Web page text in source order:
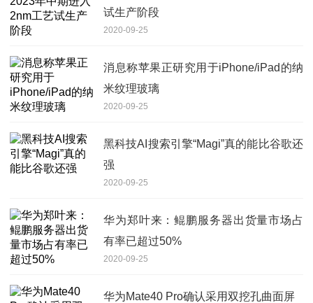
试生产阶段
2020-09-25
消息称苹果正研究用于iPhone/iPad的纳
米纹理玻璃
2020-09-25
黑科技AI搜索引擎“Magi”真的能比谷歌还
强
2020-09-25
华为郑叶来：鲲鹏服务器出货量市场占
有率已超过50%
2020-09-25
华为Mate40 Pro确认采用双挖孔曲面屏